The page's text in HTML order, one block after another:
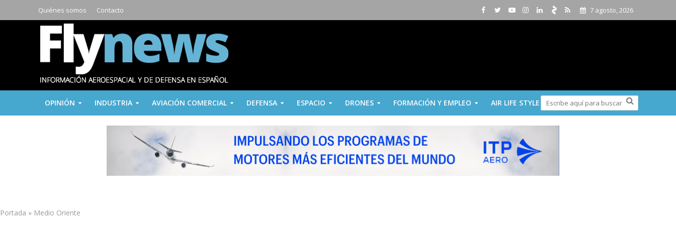
Quiénes somos Contacto 7 agosto, 2026
OPINIÓN INDUSTRIA AVIACIÓN COMERCIAL DEFENSA ESPACIO DRONES FORMACIÓN Y EMPLEO AIR LIFE STYLE
Portada » Medio Oriente